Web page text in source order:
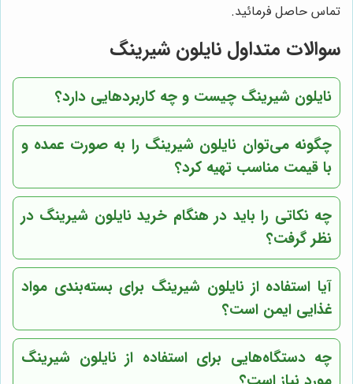
تماس حاصل فرمائید.
سوالات متداول نایلون شیرینگ
نایلون شیرینگ چیست و چه کاربردهایی دارد؟
چگونه می‌توان نایلون شیرینگ را به صورت عمده و
با قیمت مناسب تهیه کرد؟
چه نکاتی را باید در هنگام خرید نایلون شیرینگ در
نظر گرفت؟
آیا استفاده از نایلون شیرینگ برای بسته‌بندی مواد
غذایی ایمن است؟
چه دستگاه‌هایی برای استفاده از نایلون شیرینگ